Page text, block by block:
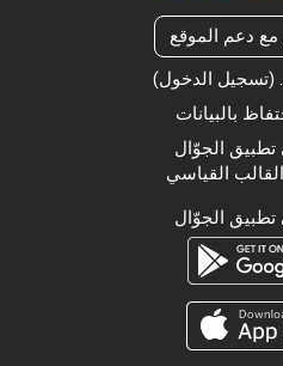
مع دعم الموقع
(تسجيل الدخول)
بالبيانات
الجوّال
القياسي
الجوّال